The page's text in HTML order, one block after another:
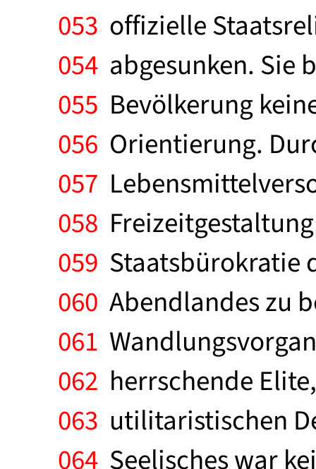
053 offizielle
054 abgesunken. Sie
055 Bevölkerung
056 Orientierung.
057
058
059 Staatsbürokratie
060 Abendlandes zu
061
062 herrschende
063 utilitaristischen
064 Seelisches war